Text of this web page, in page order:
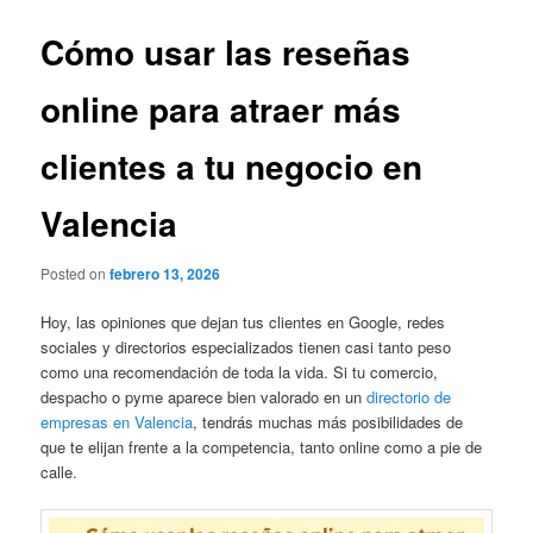
Cómo usar las reseñas
online para atraer más
clientes a tu negocio en
Valencia
Posted onfebrero 13, 2026
Hoy, las opiniones que dejan tus clientes en Google, redes
sociales y directorios especializados tienen casi tanto peso
como una recomendación de toda la vida. Si tu comercio,
despacho o pyme aparece bien valorado en undirectorio de
empresas en Valencia, tendrás muchas más posibilidades de
que te elijan frente a la competencia, tanto online como a pie de
calle.